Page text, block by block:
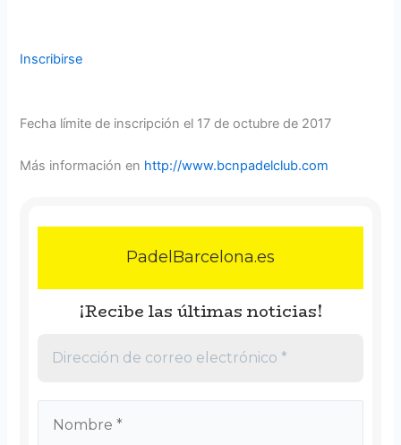
Inscribirse
Fecha límite de inscripción el 17 de octubre de 2017
Más información en http://www.bcnpadelclub.com
PadelBarcelona.es
¡Recibe las últimas noticias!